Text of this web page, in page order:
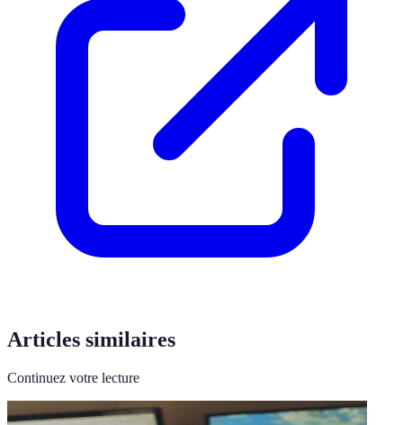
Articles similaires
Continuez votre lecture